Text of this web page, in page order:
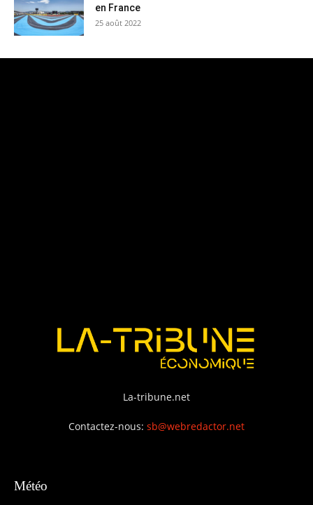
en France
25 août 2022
La-tribune.net
Contactez-nous: sb@webredactor.net
Météo